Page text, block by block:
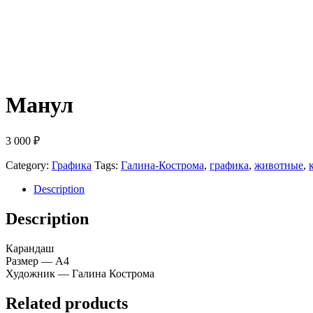
Манул
3 000 ₽
Category: Графика Tags: Галина-Кострома, графика, животные,
Description
Description
Карандаш
Размер — А4
Художник — Галина Кострома
Related products